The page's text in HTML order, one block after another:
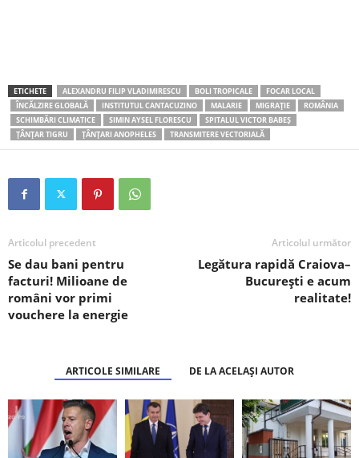
ETICHETE ALEXANDRU FILIP VLADIMIRESCU BOLI TROPICALE
FOCAR LOCAL
ÎNCĂLZIRE GLOBALĂ
INSTITUTUL CANTACUZINO MALARIE MIGRAȚIE
ROMÂNIA
SCHIMBĂRI CLIMATICE
SIMIN AYSEL FLORESCU
SPITALUL VICTOR BABEȘ
ȚÂNȚAR TIGRU
ȚÂNȚARI ANOPHELES TRANSMITERE VECTORIALĂ
Articolul precedent
Se dau bani pentru
facturi! Milioane de
români vor primi
vouchere la energie
Articolul următor
Legătura rapidă Craiova–
București e acum
realitate!
ARTICOLE SIMILARE DE LA ACELAȘI AUTOR